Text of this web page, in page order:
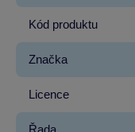
Kód produktu
Značka
Licence